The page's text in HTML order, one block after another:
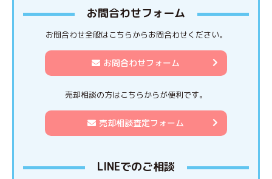
お問合わせフォーム
お問合わせ全般はこちらからお問合わせください。
お問合わせフォーム
売却相談の方はこちらからが便利です。
売却相談査定フォーム
LINEでのご相談